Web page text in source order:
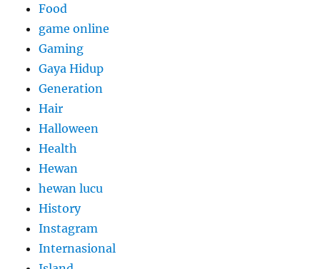
Food
game online
Gaming
Gaya Hidup
Generation
Hair
Halloween
Health
Hewan
hewan lucu
History
Instagram
Internasional